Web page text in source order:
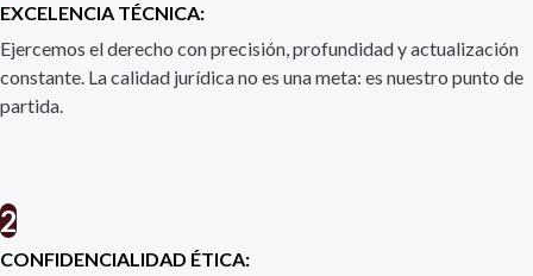
EXCELENCIA TÉCNICA:
Ejercemos el derecho con precisión, profundidad y actualización
constante. La calidad jurídica no es una meta: es nuestro punto de
partida.
2
CONFIDENCIALIDAD ÉTICA: